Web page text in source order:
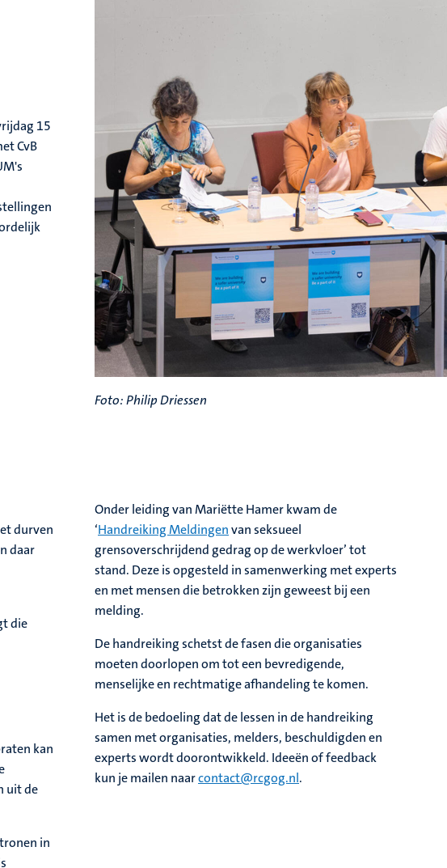
15
CvB
Foto: Philip Driessen
durven
daar
die
kan
uit de
in
Onder leiding van Mariëtte Hamer kwam de
‘Handreiking Meldingenvan seksueel
grensoverschrijdend gedrag op de werkvloer’ tot
stand. Deze is opgesteld in samenwerking met experts
en met mensen die betrokken zijn geweest bij een
melding.
De handreiking schetst de fasen die organisaties
moeten doorlopen om tot een bevredigende,
menselijke en rechtmatige afhandeling te komen.
Het is de bedoeling dat de lessen in de handreiking
samen met organisaties, melders, beschuldigden en
experts wordt doorontwikkeld. Ideeën of feedback
kun je mailen naarcontact@rcgog.nl.